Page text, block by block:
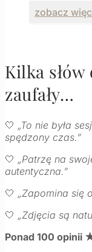
zobacz
Kilka
zaufały…
🤍 „To nie była
spędzony czas.”
🤍 „Patrzę na
autentyczna.”
🤍 „Zapomina się
🤍 „Zdjęcia są
Ponad 100